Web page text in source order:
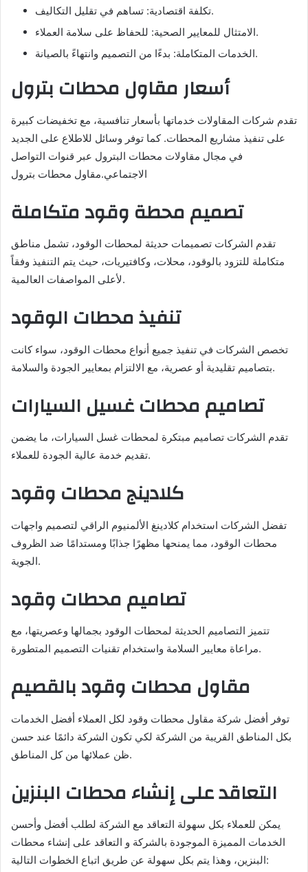
تكلفة اقتصادية: تساهم في تقليل التكاليف.
الامتثال للمعايير الصحية: للحفاظ على سلامة العملاء.
الخدمات المتكاملة: بدءًا من التصميم وانتهاءً بالصيانة.
أسعار مقاول محطات بترول
تقدم شركات المقاولات خدماتها بأسعار تنافسية، مع تخفيضات كبيرة
على تنفيذ مشاريع المحطات. كما توفر وسائل للاطلاع على الجديد
في مجال مقاولات محطات البترول عبر قنوات التواصل
الاجتماعي.مقاول محطات بترول
تصميم محطة وقود متكاملة
تقدم الشركات تصميمات حديثة لمحطات الوقود، تشمل مناطق
متكاملة للتزود بالوقود، محلات، وكافتيريات، حيث يتم التنفيذ وفقاً
لأعلى المواصفات العالمية.
تنفيذ محطات الوقود
تخصص الشركات في تنفيذ جميع أنواع محطات الوقود، سواء كانت
بتصاميم تقليدية أو عصرية، مع الالتزام بمعايير الجودة والسلامة.
تصاميم محطات غسيل السيارات
تقدم الشركات تصاميم مبتكرة لمحطات غسل السيارات، ما يضمن
تقديم خدمة عالية الجودة للعملاء.
كلادينج محطات وقود
تفضل الشركات استخدام كلادينغ الألمنيوم الراقي لتصميم واجهات
محطات الوقود، مما يمنحها مظهرًا جذابًا ومستدامًا ضد الظروف
الجوية.
تصاميم محطات وقود
تتميز التصاميم الحديثة لمحطات الوقود بجمالها وعصريتها، مع
مراعاة معايير السلامة واستخدام تقنيات التصميم المتطورة.
مقاول محطات وقود بالقصيم
توفر أفضل شركة مقاول محطات وقود لكل العملاء أفضل الخدمات
بكل المناطق القريبة من الشركة لكي تكون الشركة دائمًا عند حسن
ظن عملائها من كل المناطق.
التعاقد على إنشاء محطات البنزين
يمكن للعملاء بكل سهولة التعاقد مع الشركة لطلب أفضل وأحسن
الخدمات المميزة الموجودة بالشركة و التعاقد على إنشاء محطات
البنزين، وهذا يتم بكل سهولة عن طريق اتباع الخطوات التالية: